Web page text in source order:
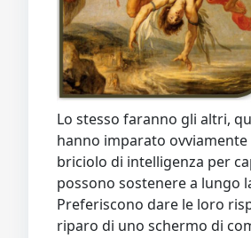
Lo stesso faranno gli altri,
hanno imparato ovviamente
briciolo di intelligenza per
possono sostenere a lungo
Preferiscono dare le loro
riparo di uno schermo di